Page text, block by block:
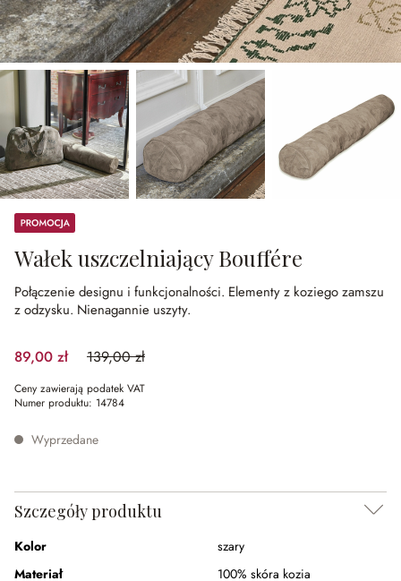
Promocja
Wałek uszczelniający Bouffére
Połączenie designu i funkcjonalności. Elementy z koziego zamszu
z odzysku. Nienagannie uszyty.
89,00 zł 139,00 zł
(35.97%spared)
Ceny zawierają podatek VAT
Numer produktu: 14784
Wyprzedane
Szczegóły produktu
Kolor
szary
Materiał
100% skóra kozia